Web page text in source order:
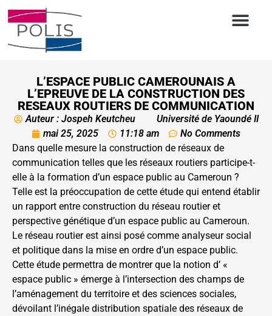
L’ESPACE PUBLIC CAMEROUNAIS A
L’EPREUVE DE LA CONSTRUCTION DES
RESEAUX ROUTIERS DE COMMUNICATION
Auteur : Jospeh Keutcheu
Université de Yaoundé II
mai 25, 2025
11:18 am
No Comments
Dans quelle mesure la construction de réseaux de
communication telles que les réseaux routiers participe-t-
elle à la formation d’un espace public au Cameroun ?
Telle est la préoccupation de cette étude qui entend établir
un rapport entre construction du réseau routier et
perspective génétique d’un espace public au Cameroun.
Le réseau routier est ainsi posé comme analyseur social
et politique dans la mise en ordre d’un espace public.
Cette étude permettra de montrer que la notion d’ «
espace public » émerge à l’intersection des champs de
l’aménagement du territoire et des sciences sociales,
dévoilant l’inégale distribution spatiale des réseaux de